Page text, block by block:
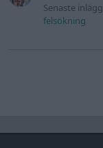
Senaste
felsökning